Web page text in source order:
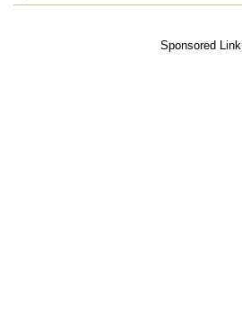
Sponsored Link